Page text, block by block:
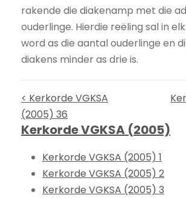
rakende die diakenamp met die
ouderlinge. Hierdie reëling sal in
word as die aantal ouderlinge en
diakens minder as drie is.
< Kerkorde VGKSA
(2005) 36
Kerkorde VGKSA (2005)
Kerkorde VGKSA (2005) 1
Kerkorde VGKSA (2005) 2
Kerkorde VGKSA (2005) 3